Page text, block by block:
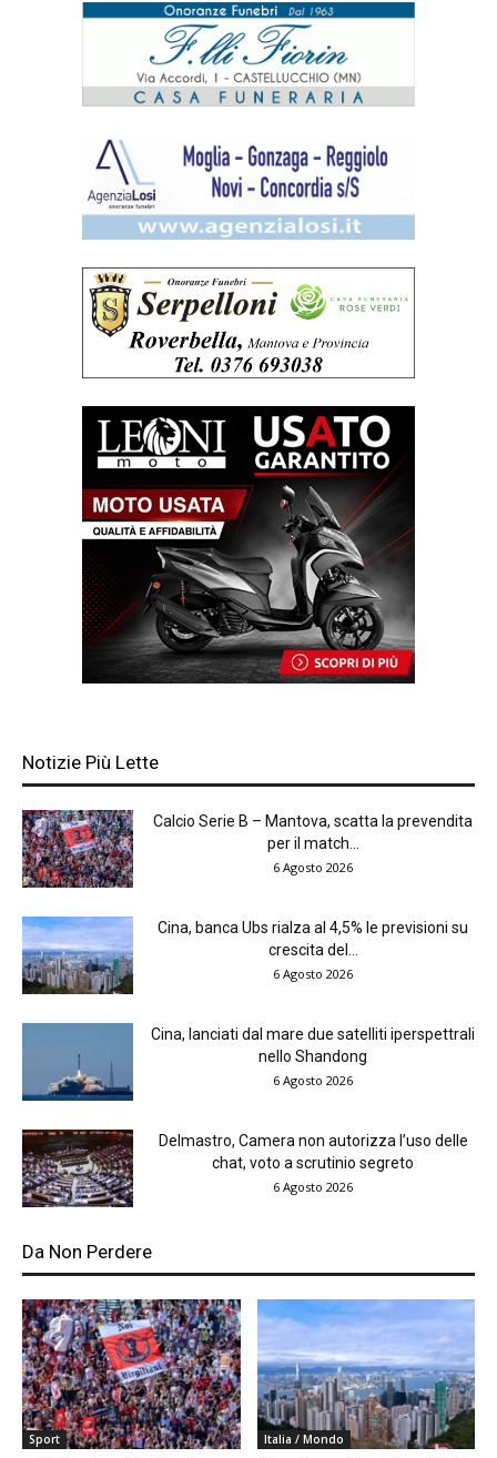
Notizie Più Lette
Calcio Serie B – Mantova, scatta la prevendita
per il match...
6 Agosto 2026
Cina, banca Ubs rialza al 4,5% le previsioni su
crescita del...
6 Agosto 2026
Cina, lanciati dal mare due satelliti iperspettrali
nello Shandong
6 Agosto 2026
Delmastro, Camera non autorizza l’uso delle
chat, voto a scrutinio segreto
6 Agosto 2026
Da Non Perdere
Sport Italia / Mondo